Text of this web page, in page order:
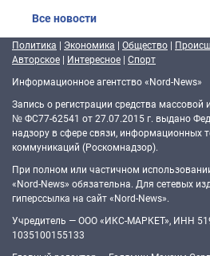
Все новости
Политика | Экономика | Общество |
Авторское | Интересное | Спорт
Информационное агентство «Nord-News»
Запись о регистрации средства
№ ФС77-62541 от 27.07.2015 г. выдано
надзору в сфере связи, информационных
коммуникаций (Роскомнадзор).
При полном или частичном
«Nord-News» обязательна. Для сетевых
гиперссылка на сайт «Nord-News».
Учредитель — ООО «ИКС-МАРКЕТ», ИНН
1035100155133